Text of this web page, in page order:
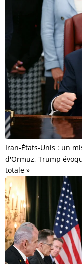
Iran-États-Unis : un
d'Ormuz, Trump
totale »